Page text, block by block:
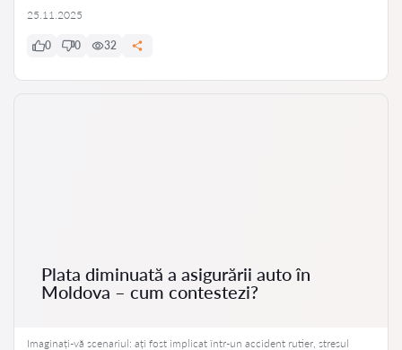
25.11.2025
0 0 32
Plata diminuată a asigurării auto în
Moldova – cum contestezi?
Imaginați-vă scenariul: ați fost implicat într-un accident rutier, stresul